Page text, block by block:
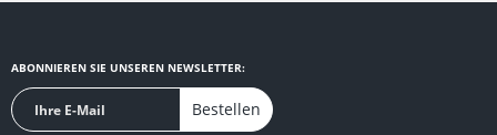
ABONNIEREN SIE UNSEREN NEWSLETTER:
Bestellen